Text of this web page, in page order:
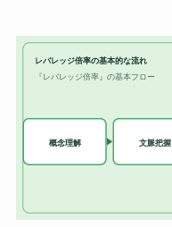
レバレッジ倍率の基本的な流れ
『レバレッジ倍率』の基本フロー
概念理解 文脈把握